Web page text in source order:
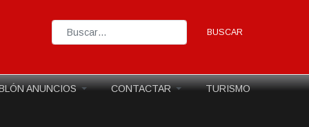
BUSCAR
ANUNCIOS CONTACTAR TURISMO